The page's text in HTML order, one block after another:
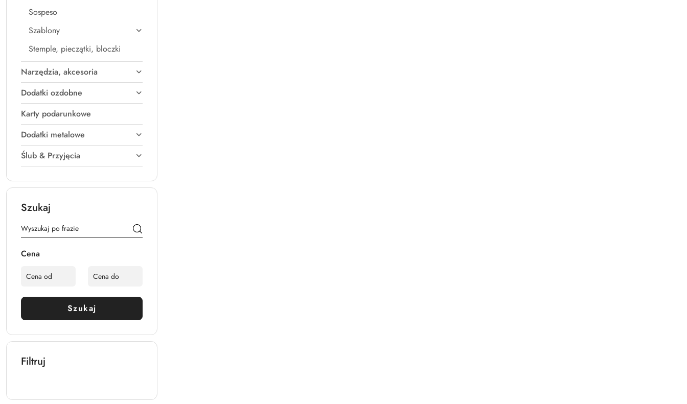
Sospeso
Szablony
Stemple, pieczątki, bloczki
Narzędzia, akcesoria
Dodatki ozdobne
Karty podarunkowe
Dodatki metalowe
Ślub & Przyjęcia
Szukaj
Cena
Szukaj
Filtruj